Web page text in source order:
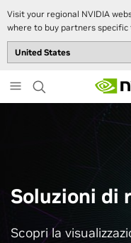
Visit your regional NVIDIA
where to buy partners specific
to
main
Soluzioni di
Scopri la